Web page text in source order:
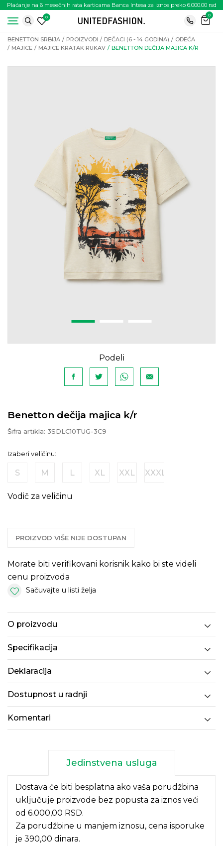
Plaćanje na 6 mesečnih rata karticama Banca Intesa za iznos preko 6.000.00 rsd
0
0
BENETTON SRBIJA PROIZVODI DEČACI (6 - 14 GODINA)
ODEĆA
MAJICE
MAJICE KRATAK RUKAV BENETTON DEČIJA MAJICA K/R
Podeli
Benetton dečija majica k/r
Šifra artikla: 3SDLC10TUG-3C9
Izaberi veličinu:
S M L XL XXL XXXL
Vodič za veličinu
PROIZVOD VIŠE NIJE DOSTUPAN
Morate biti verifikovani korisnik kako bi ste videli
cenu proizvoda
Sačuvajte u listi želja
O proizvodu
Specifikacija
Deklaracija
Dostupnost u radnji
Komentari
Jedinstvena usluga
Dostava će biti besplatna ako vaša porudžbina
uključuje proizvode bez popusta za iznos veći
od 6.000,00 RSD.
Za porudžbine u manjem iznosu, cena isporuke
je 390,00 dinara.